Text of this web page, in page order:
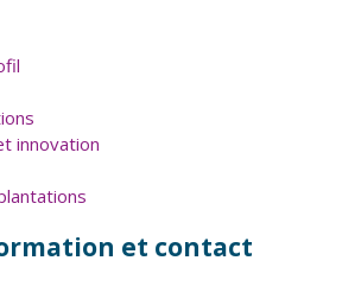
innovation
et contact